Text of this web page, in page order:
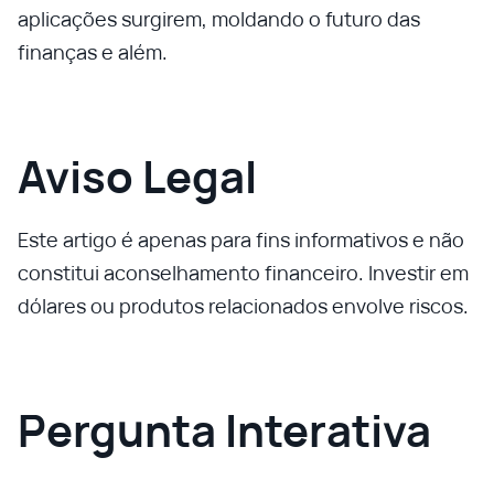
aplicações surgirem, moldando o futuro das
finanças e além.
Aviso Legal
Este artigo é apenas para fins informativos e não
constitui aconselhamento financeiro. Investir em
dólares ou produtos relacionados envolve riscos.
Pergunta Interativa